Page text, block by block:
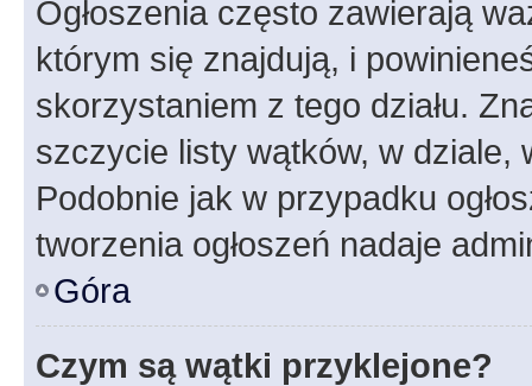
Ogłoszenia często zawierają
którym się znajdują, i
skorzystaniem z tego działu.
szczycie listy wątków, w dziale,
Podobnie jak w przypadku
tworzenia ogłoszeń nadaje
Góra
Czym są wątki przyklejone?